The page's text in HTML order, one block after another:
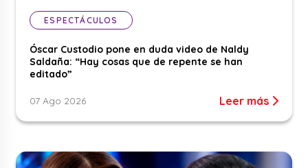
ESPECTÁCULOS
Óscar Custodio pone en duda video de Naldy
Saldaña: “Hay cosas que de repente se han
editado”
07 Ago 2026 Leer más